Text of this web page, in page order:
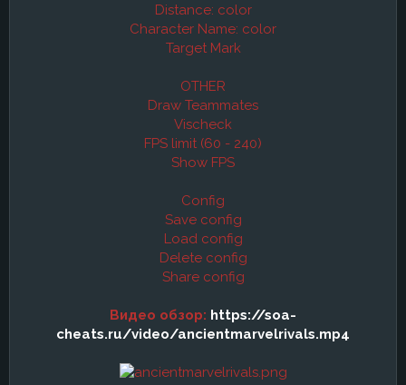
Distance: color
Character Name: color
Target Mark
OTHER
Draw Teammates
Vischeck
FPS limit (60 - 240)
Show FPS
Config
Save config
Load config
Delete config
Share config
Видео обзор: https://soa-
cheats.ru/video/ancientmarvelrivals.mp4